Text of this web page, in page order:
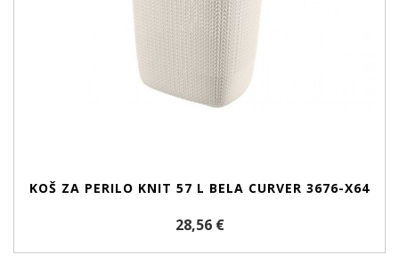
KOŠ ZA PERILO KNIT 57 L BELA CURVER 3676-X64
28,56 €